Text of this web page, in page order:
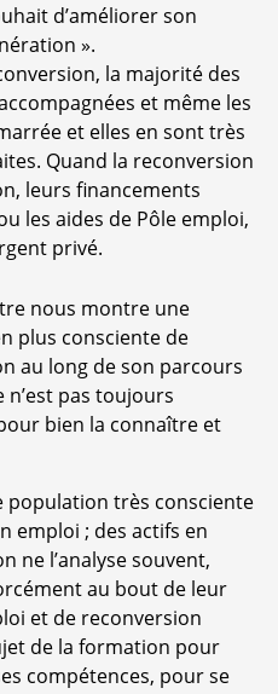
d’améliorer son
».
la majorité des
et même les
et elles en sont très
Quand la reconversion
leurs financements
les aides de Pôle emploi,
privé.
nous montre une
plus consciente de
au long de son parcours
pas toujours
bien la connaître et
très consciente
emploi ; des actifs en
ne l’analyse souvent,
au bout de leur
et de reconversion
de la formation pour
compétences, pour se